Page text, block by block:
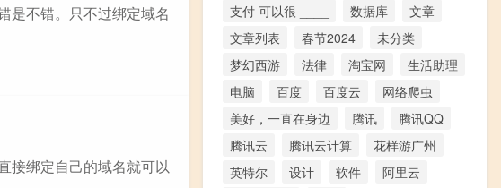
是不错。只不过绑定域名
接绑定自己的域名就可以
支付 可以很 ____
数据库
文章
文章列表
春节2024
未分类
梦幻西游
法律 淘宝网
生活助理
电脑
百度 百度云
网络爬虫
美好，一直在身边
腾讯
腾讯QQ
腾讯云
腾讯云计算
花样游广州
英特尔
设计 软件
阿里云